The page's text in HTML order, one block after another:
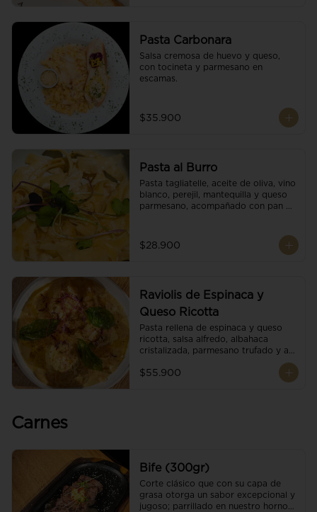
Pasta Carbonara
Salsa cremosa de huevo y queso,
con tocineta y parmesano en
escamas.
$35.900
Pasta al Burro
Pasta tagliatelle, aceite de oliva, vino
blanco, perejil, mantequilla y queso
parmesano, acompañado con pan
$28.900
Raviolis de Espinaca y
Queso Ricotta
Pasta rellena de espinaca y queso
ricotta, salsa alfredo, albahaca
cristalizada, parmesano trufado y ajo
$55.900
Carnes
Bife (300gr)
Corte clásico que con su capa de
grasa otorga un sabor excepcional y
jugoso; parrillado en nuestro horno